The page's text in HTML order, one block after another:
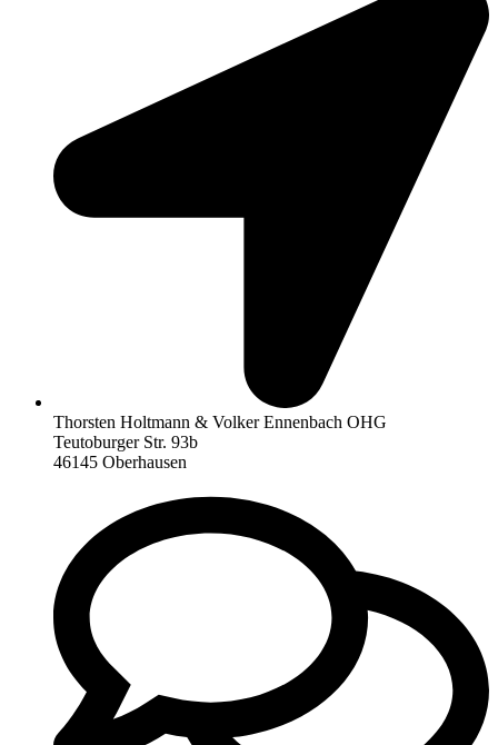
Thorsten Holtmann & Volker Ennenbach OHG
Teutoburger Str. 93b
46145 Oberhausen